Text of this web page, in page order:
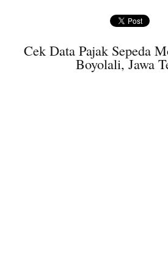
Cek Data Pajak Sepeda
Boyolali, Jawa